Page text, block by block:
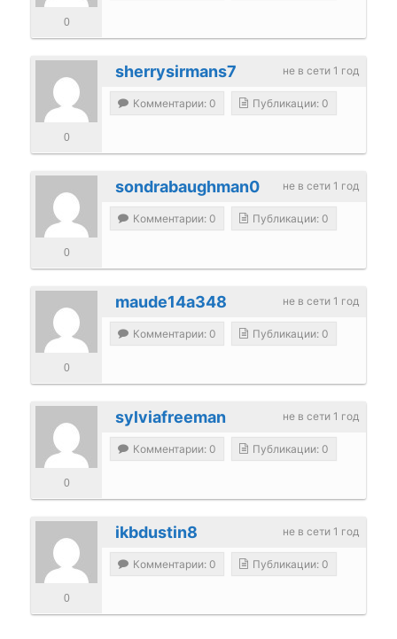
0
не в сети 1 год
sherrysirmans7
0
Комментарии: 0 Публикации: 0
не в сети 1 год
sondrabaughman0
0
Комментарии: 0 Публикации: 0
не в сети 1 год
maude14a348
0
Комментарии: 0 Публикации: 0
не в сети 1 год
sylviafreeman
0
Комментарии: 0 Публикации: 0
не в сети 1 год
ikbdustin8
0
Комментарии: 0 Публикации: 0